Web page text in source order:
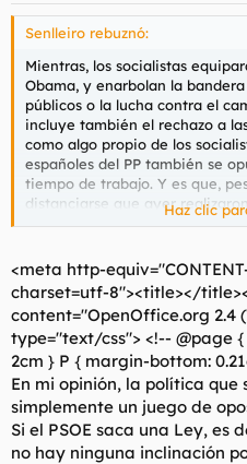
Senlleiro rebuznó:
Mientras, los socialistas
Obama, y enarbolan la
públicos o la lucha contra el
incluye también el rechazo a
como algo propio de los
españoles del PP también se
tiempo de trabajo. Y es que,
distanciarse que ayer
en el primer cara a cara de la
Haz clic
<meta http-
charset=utf-8"><title></
content="OpenOffice.org 2.4
type="text/css"> <!-- @page {
2cm } P { margin-bottom:
En mi opinión, la política que
simplemente un juego de
Si el PSOE saca una Ley, es
no hay ninguna inclinación